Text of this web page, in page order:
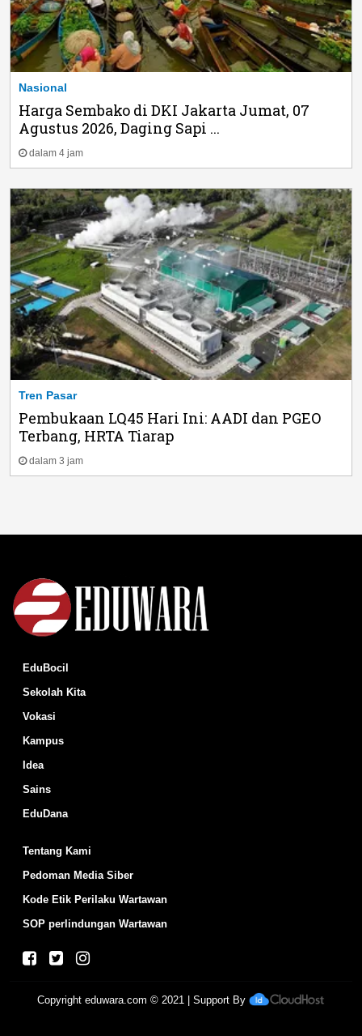
Nasional
Harga Sembako di DKI Jakarta Jumat, 07
Agustus 2026, Daging Sapi ...
dalam 4 jam
Tren Pasar
Pembukaan LQ45 Hari Ini: AADI dan PGEO
Terbang, HRTA Tiarap
dalam 3 jam
EduBocil
Sekolah Kita
Vokasi
Kampus
Idea
Sains
EduDana
Tentang Kami
Pedoman Media Siber
Kode Etik Perilaku Wartawan
SOP perlindungan Wartawan
Copyrighteduwara.com © 2021 | Support By